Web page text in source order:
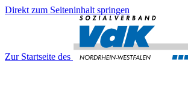
Direkt zum Seiteninhalt springen
Zur Startseite des